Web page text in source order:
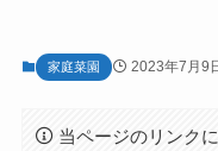
家庭菜園 2023年7月9
当ページのリンク